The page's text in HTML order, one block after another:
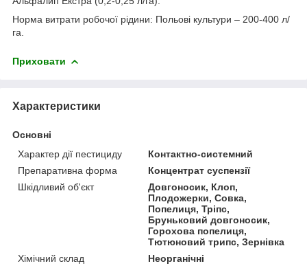
Норма витрати робочої рідини: Польові культури – 200-400 л/
га.
Приховати
Характеристики
Основні
Характер дії пестициду
Контактно-системний
Препаративна форма
Концентрат суспензії
Шкідливий об'єкт
Довгоносик, Клоп,
Плодожерки, Совка,
Попелиця, Тріпс,
Бруньковий довгоносик,
Горохова попелиця,
Тютюновий трипс, Зернівка
Хімічний склад
Неорганічні